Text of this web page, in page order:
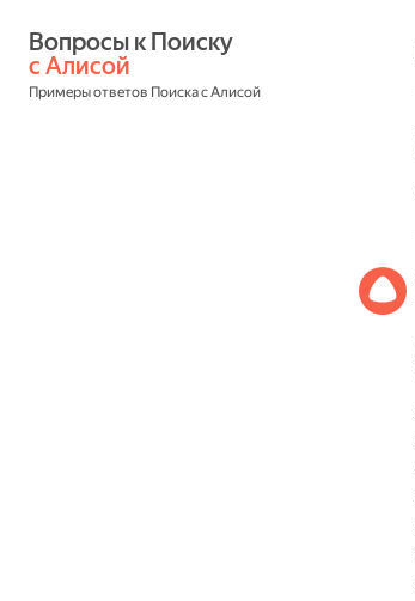
с Алисой
Примеры ответов Поиска с Алисой